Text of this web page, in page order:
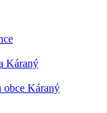
Káraný
obce Káraný